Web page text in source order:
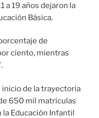
a 19 años dejaron la
Básica.
de
ciento, mientras
inicio de la trayectoria
650 mil matrículas
la Educación Infantil